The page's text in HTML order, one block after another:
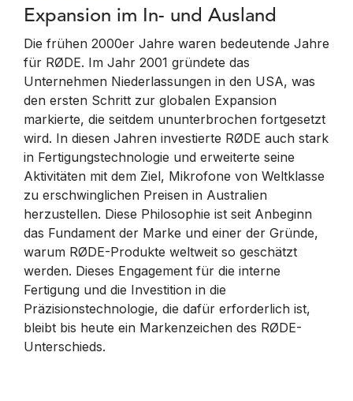
Expansion im In- und Ausland
Die frühen 2000er Jahre waren bedeutende Jahre
für RØDE. Im Jahr 2001 gründete das
Unternehmen Niederlassungen in den USA, was
den ersten Schritt zur globalen Expansion
markierte, die seitdem ununterbrochen fortgesetzt
wird. In diesen Jahren investierte RØDE auch stark
in Fertigungstechnologie und erweiterte seine
Aktivitäten mit dem Ziel, Mikrofone von Weltklasse
zu erschwinglichen Preisen in Australien
herzustellen. Diese Philosophie ist seit Anbeginn
das Fundament der Marke und einer der Gründe,
warum RØDE-Produkte weltweit so geschätzt
werden. Dieses Engagement für die interne
Fertigung und die Investition in die
Präzisionstechnologie, die dafür erforderlich ist,
bleibt bis heute ein Markenzeichen des RØDE-
Unterschieds.